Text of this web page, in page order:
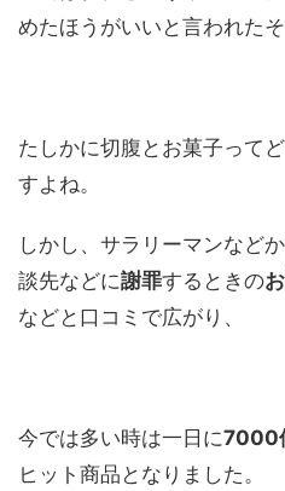
めたほうがいいと言われたそ
たしかに切腹とお菓子って
すよね。
しかし、サラリーマンなど
談先などに謝罪するときの
などと口コミで広がり、
今では多い時は一日に7000
ヒット商品となりました。